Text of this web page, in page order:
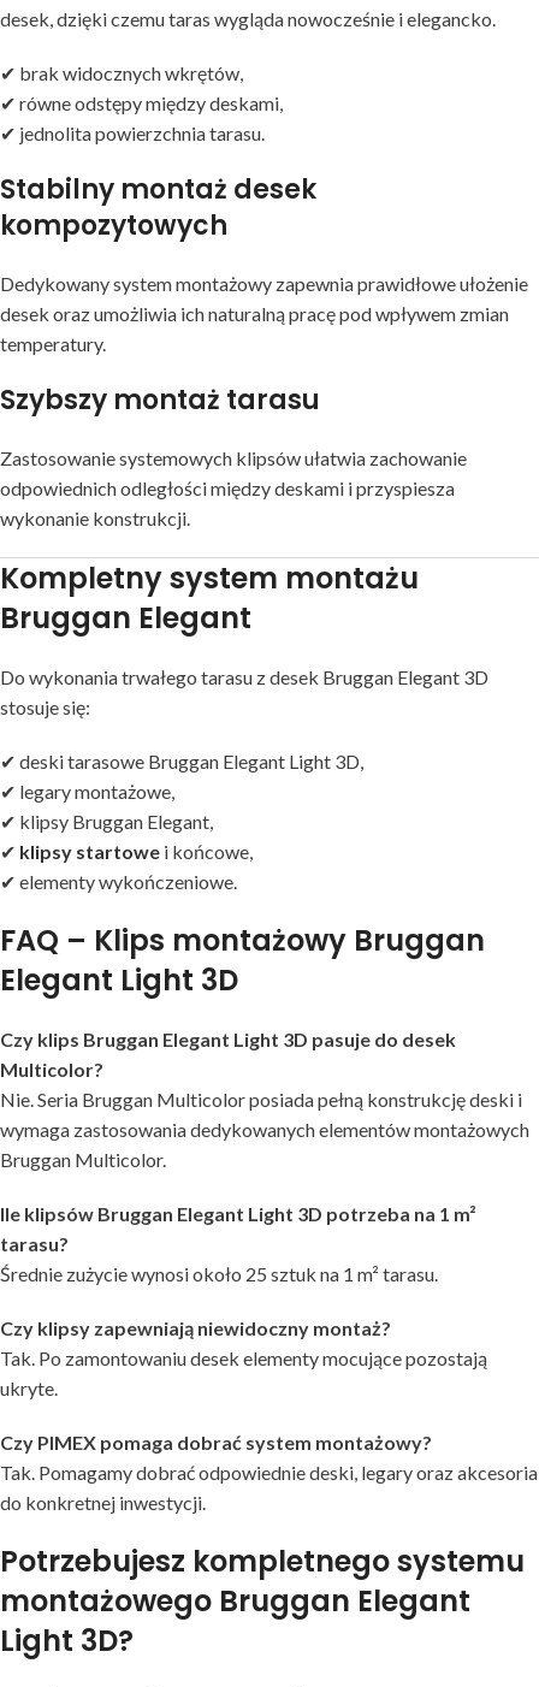
desek, dzięki czemu taras wygląda nowocześnie i elegancko.
✔ brak widocznych wkrętów,
✔ równe odstępy między deskami,
✔ jednolita powierzchnia tarasu.
Stabilny montaż desek
kompozytowych
Dedykowany system montażowy zapewnia prawidłowe ułożenie
desek oraz umożliwia ich naturalną pracę pod wpływem zmian
temperatury.
Szybszy montaż tarasu
Zastosowanie systemowych klipsów ułatwia zachowanie
odpowiednich odległości między deskami i przyspiesza
wykonanie konstrukcji.
Kompletny system montażu
Bruggan Elegant
Do wykonania trwałego tarasu z desek Bruggan Elegant 3D
stosuje się:
✔ deski tarasowe Bruggan Elegant Light 3D,
✔ legary montażowe,
✔ klipsy Bruggan Elegant,
✔ klipsy startowe i końcowe,
✔ elementy wykończeniowe.
FAQ – Klips montażowy Bruggan
Elegant Light 3D
Czy klips Bruggan Elegant Light 3D pasuje do desek
Multicolor?
Nie. Seria Bruggan Multicolor posiada pełną konstrukcję deski i
wymaga zastosowania dedykowanych elementów montażowych
Bruggan Multicolor.
Ile klipsów Bruggan Elegant Light 3D potrzeba na 1 m²
tarasu?
Średnie zużycie wynosi około 25 sztuk na 1 m² tarasu.
Czy klipsy zapewniają niewidoczny montaż?
Tak. Po zamontowaniu desek elementy mocujące pozostają
ukryte.
Czy PIMEX pomaga dobrać system montażowy?
Tak. Pomagamy dobrać odpowiednie deski, legary oraz akcesoria
do konkretnej inwestycji.
Potrzebujesz kompletnego systemu
montażowego Bruggan Elegant
Light 3D?